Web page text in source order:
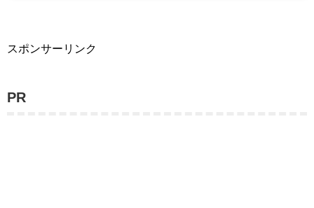
スポンサーリンク
PR